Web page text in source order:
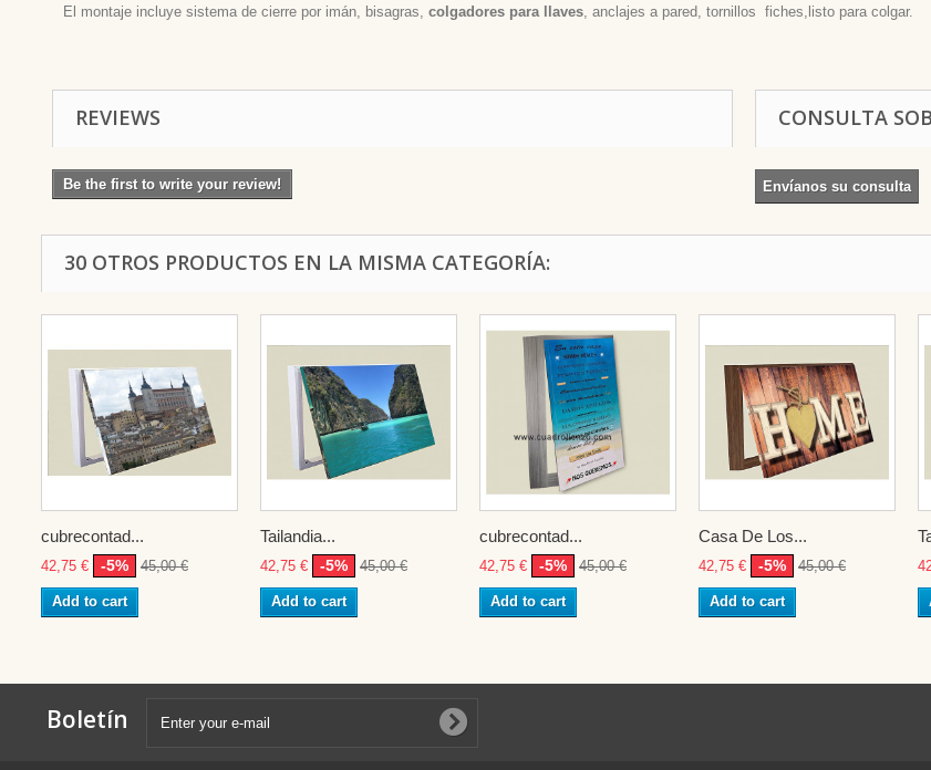
El montaje incluye sistema de cierre por imán, bisagras, colgadores para llaves, anclajes a pared, tornillos fiches,listo para colgar.
REVIEWS
Be the first to write your review!
CONSULTA
Envíanos su consulta
30 OTROS PRODUCTOS EN LA MISMA CATEGORÍA:
cubrecontad...
42,75 € -5% 45,00 €
Add to cart
Tailandia...
42,75 € -5% 45,00 €
Add to cart
cubrecontad...
42,75 € -5% 45,00 €
Add to cart
Casa De Los...
42,75 € -5% 45,00 €
Add to cart
Boletín